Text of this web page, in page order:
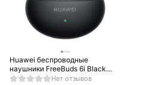
Huawei беспроводные
наушники FreeBuds 6i Black
(Orca-T100)Нет отзывов